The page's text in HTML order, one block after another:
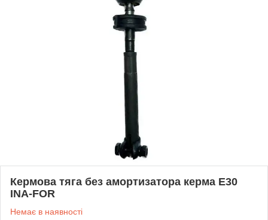
Кермова тяга без амортизатора керма E30
INA-FOR
Немає в наявності